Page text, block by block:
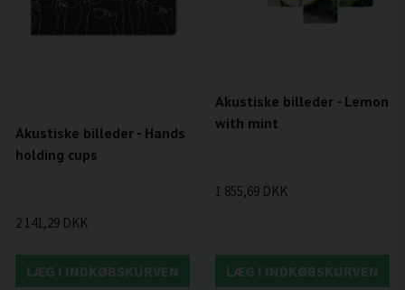
Akustiske billeder - Hands
holding cups
2 141,29 DKK
LÆG I INDKØBSKURVEN
Akustiske billeder - Lemon
with mint
1 855,69 DKK
LÆG I INDKØBSKURVEN